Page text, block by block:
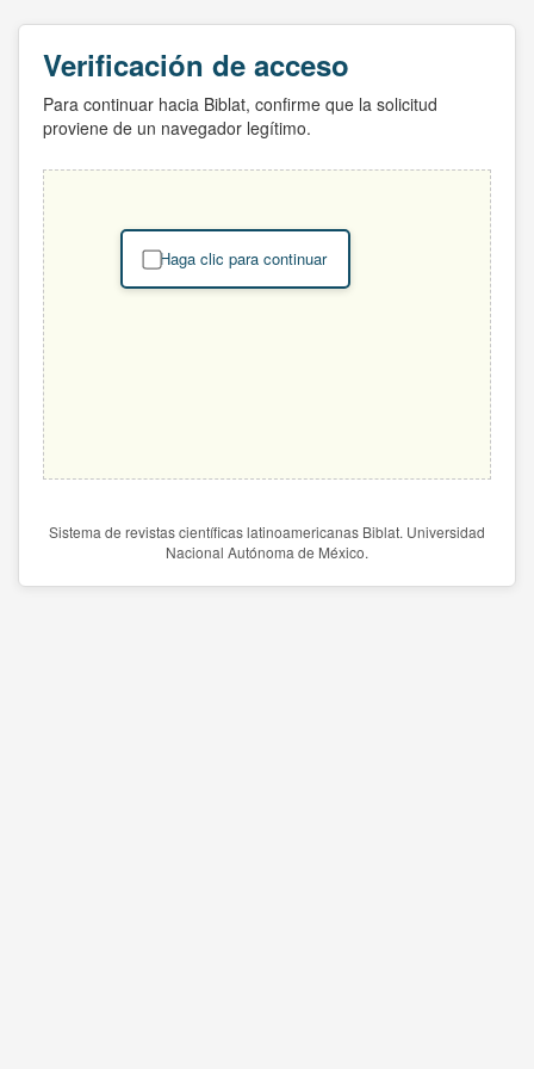
Verificación de acceso
Para continuar hacia Biblat, confirme que la solicitud
proviene de un navegador legítimo.
Haga clic para continuar
Sistema de revistas científicas latinoamericanas Biblat. Universidad
Nacional Autónoma de México.